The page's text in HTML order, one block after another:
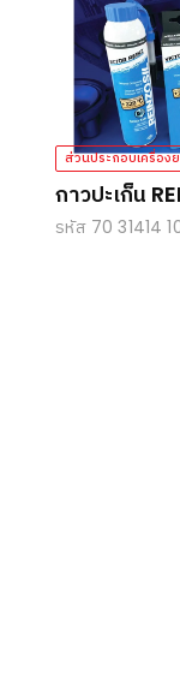
ส่วนประกอบเครื่อง
กาวปะเก็น
รหัส 70 31414